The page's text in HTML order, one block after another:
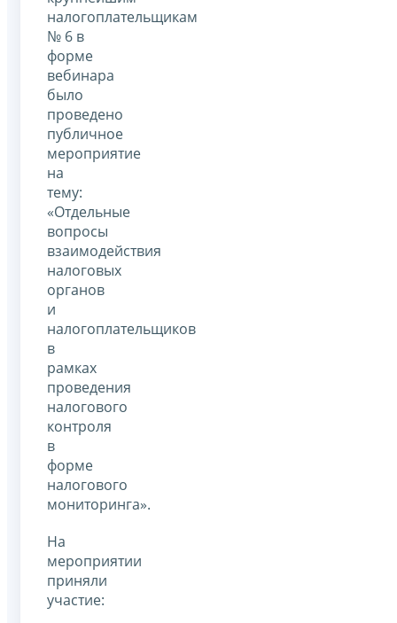
налогоплательщикам
№ 6 в
форме
вебинара
было
проведено
публичное
мероприятие
на
тему:
«Отдельные
вопросы
взаимодействия
налоговых
органов
и
налогоплательщиков
в
рамках
проведения
налогового
контроля
в
форме
налогового
мониторинга».
На
мероприятии
приняли
участие: